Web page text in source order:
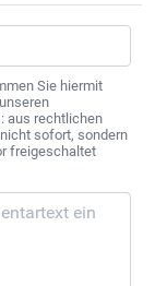
Sie hiermit
aus rechtlichen
sofort, sondern
freigeschaltet